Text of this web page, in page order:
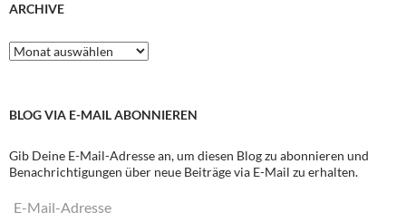
ARCHIVE
Archive
BLOG VIA E-MAIL ABONNIEREN
Gib Deine E-Mail-Adresse an, um diesen Blog zu abonnieren und
Benachrichtigungen über neue Beiträge via E-Mail zu erhalten.
E-